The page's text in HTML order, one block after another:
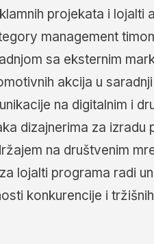
projekata i lojalti
management
sa eksternim
akcija u
na digitalnim i
dizajnerima za
na društvenim
lojalti programa radi
konkurencije i